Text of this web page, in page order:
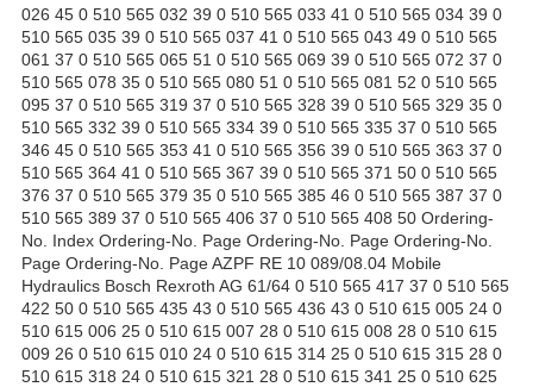
026 45 0 510 565 032 39 0 510 565 033 41 0 510 565 034 39 0
510 565 035 39 0 510 565 037 41 0 510 565 043 49 0 510 565
061 37 0 510 565 065 51 0 510 565 069 39 0 510 565 072 37 0
510 565 078 35 0 510 565 080 51 0 510 565 081 52 0 510 565
095 37 0 510 565 319 37 0 510 565 328 39 0 510 565 329 35 0
510 565 332 39 0 510 565 334 39 0 510 565 335 37 0 510 565
346 45 0 510 565 353 41 0 510 565 356 39 0 510 565 363 37 0
510 565 364 41 0 510 565 367 39 0 510 565 371 50 0 510 565
376 37 0 510 565 379 35 0 510 565 385 46 0 510 565 387 37 0
510 565 389 37 0 510 565 406 37 0 510 565 408 50 Ordering-
No. Index Ordering-No. Page Ordering-No. Page Ordering-No.
Page Ordering-No. Page AZPF RE 10 089/08.04 Mobile
Hydraulics Bosch Rexroth AG 61/64 0 510 565 417 37 0 510 565
422 50 0 510 565 435 43 0 510 565 436 43 0 510 615 005 24 0
510 615 006 25 0 510 615 007 28 0 510 615 008 28 0 510 615
009 26 0 510 615 010 24 0 510 615 314 25 0 510 615 315 28 0
510 615 318 24 0 510 615 321 28 0 510 615 341 25 0 510 625